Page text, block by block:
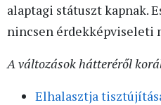
alaptagi státuszt kapnak.
nincsen érdekképviseleti
A változások hátteréről
Elhalasztja